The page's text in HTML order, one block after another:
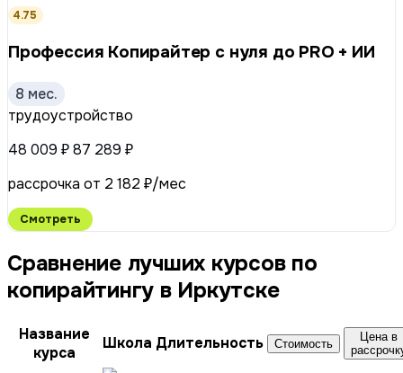
4.75
Профессия Копирайтер с нуля до PRO + ИИ
8 мес.
трудоустройство
48 009 ₽87 289 ₽
рассрочка от 2 182 ₽/мес
Смотреть
Сравнение лучших курсов по
копирайтингу в Иркутске
Название
курса
Школа Длительность Стоимость
Цена в